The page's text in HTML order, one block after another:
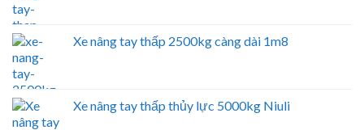
Xe nâng tay thấp 2500kg càng dài 1m8
Xe nâng tay thấp thủy lực 5000kg Niuli